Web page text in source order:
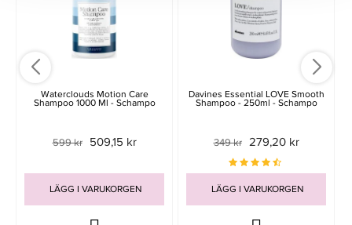
Waterclouds Motion Care
Shampoo 1000 Ml - Schampo
599 kr 509,15 kr
LÄGG I VARUKORGEN
Davines Essential LOVE Smooth
Shampoo - 250ml - Schampo
349 kr 279,20 kr
LÄGG I VARUKORGEN